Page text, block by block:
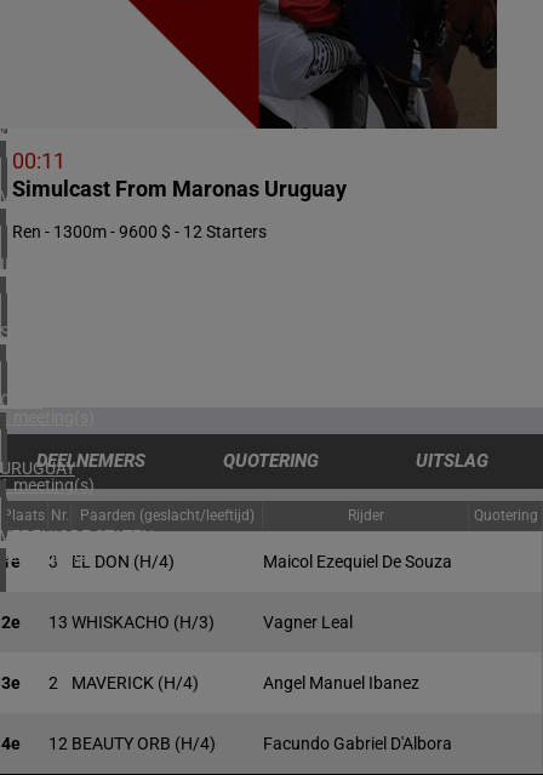
ZUID-AFRIKA
1 meeting(s)
VERENIGD KONINKRIJK
3 meeting(s)
IERLAND
2 meeting(s)
SPANJE
1 meeting(s)
CHILI
1 meeting(s)
URUGUAY
1 meeting(s)
VERENIGDE STATEN
4 meeting(s)
00:11
Simulcast From Maronas Uruguay
Ren - 1300m - 9600 $ - 12 Starters
DEELNEMERS QUOTERING UITSLAG
Plaats Nr. Paarden (geslacht/leeftijd) Rijder Quotering
1e 3 EL DON (H/4) Maicol Ezequiel De Souza
2e 13 WHISKACHO (H/3) Vagner Leal
3e 2 MAVERICK (H/4) Angel Manuel Ibanez
4e 12 BEAUTY ORB (H/4) Facundo Gabriel D'Albora